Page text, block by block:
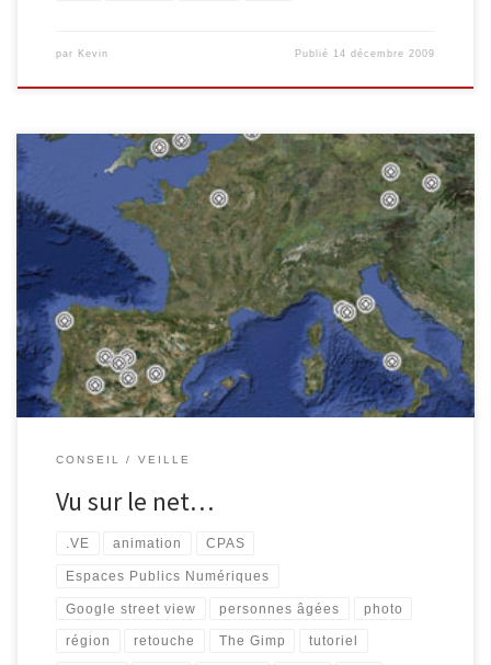
par Kevin Publié 14 décembre 2009
Dans la rubrique « toujours utile », voici quelques infos (sites) que
je souhaite partager : L’informatique s’installe dans les maisons de
repos du CPAS de Verviers Le Centre Public d’Information .VE
(Espace Public Numérique de la Ville de Verviers) a développé un
magnifique partenariat, avec le CPAS de Verviers. Grace aux […]
CONSEIL VEILLE
Vu sur le net…
.VE animation CPAS
Espaces Publics Numériques
Google street view personnes âgées photo
région retouche The Gimp tutoriel